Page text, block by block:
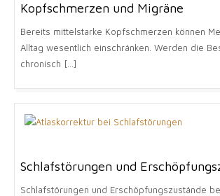
Kopfschmerzen und Migräne
Bereits mittelstarke Kopfschmerzen können
Alltag wesentlich einschränken. Werden die
chronisch [...]
Schlafstörungen und
Schlafstörungen und Erschöpfungszustände